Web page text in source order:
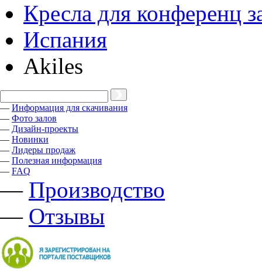
Кресла для конференц
Испания
Akiles
— Информация для скачивания
— Фото залов
— Дизайн-проекты
— Новинки
— Лидеры продаж
— Полезная информация
— FAQ
— Производство
— Отзывы